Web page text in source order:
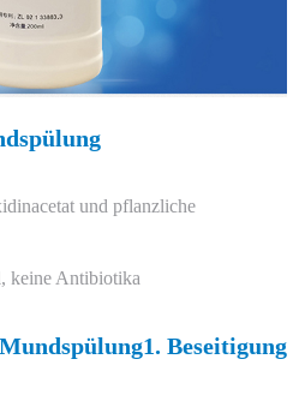
und pflanzliche
keine Antibiotika
Beseitigung